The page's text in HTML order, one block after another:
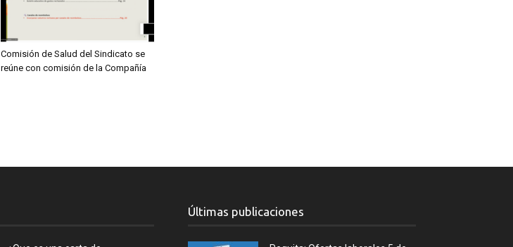
Comisión de Salud del Sindicato se
reúne con comisión de la Compañía
Últimas publicaciones